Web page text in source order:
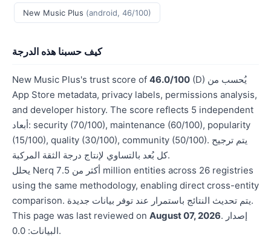
New Music Plus (android, 46/100)
كيف حسبنا هذه الدرجة
New Music Plus's trust score of 46.0/100 (D) يُحسب من
App Store metadata, privacy labels, permissions analysis,
and developer history. The score reflects 5 independent
أبعاد: security (70/100), maintenance (60/100), popularity
(15/100), quality (30/100), community (50/100). يتم ترجيح
كل بُعد بالتساوي لإنتاج درجة الثقة المركبة.
يحلل Nerq أكثر من 7.5 million entities across 26 registries
using the same methodology, enabling direct cross-entity
comparison. يتم تحديث النتائج باستمرار عند توفر بيانات جديدة.
This page was last reviewed on August 07, 2026. إصدار
البيانات: 0.0.